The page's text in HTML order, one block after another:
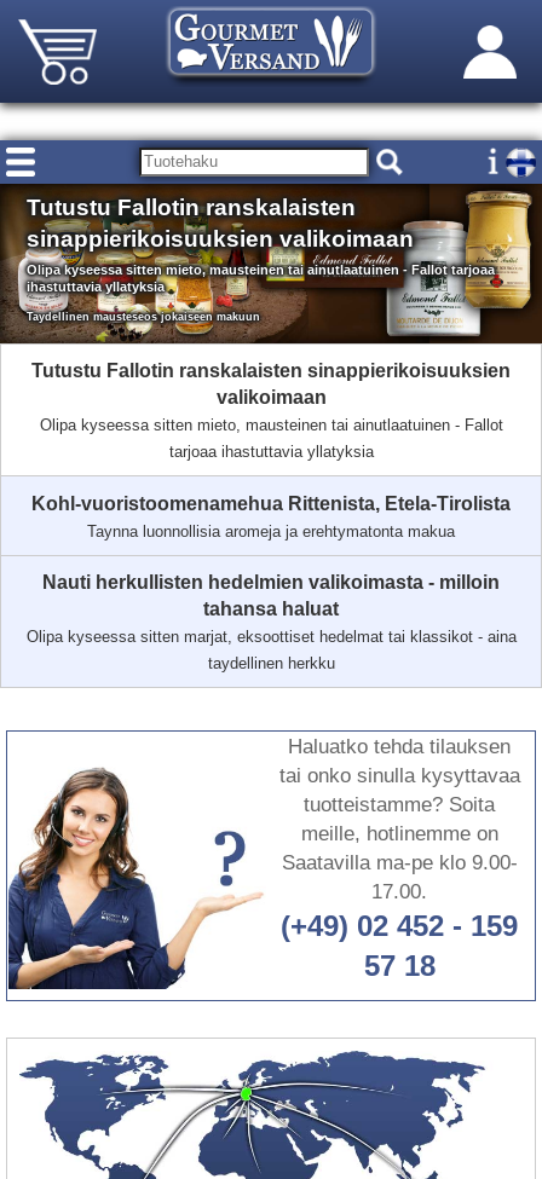
Tutustu Fallotin ranskalaisten
sinappierikoisuuksien valikoimaan
Olipa kyseessa sitten mieto, mausteinen tai ainutlaatuinen - Fallot tarjoaa
ihastuttavia yllatyksia
Taydellinen mausteseos jokaiseen makuun
Tutustu Fallotin ranskalaisten sinappierikoisuuksien
valikoimaan
Olipa kyseessa sitten mieto, mausteinen tai ainutlaatuinen - Fallot
tarjoaa ihastuttavia yllatyksia
Kohl-vuoristoomenamehua Rittenista, Etela-Tirolista
Taynna luonnollisia aromeja ja erehtymatonta makua
Nauti herkullisten hedelmien valikoimasta - milloin
tahansa haluat
Olipa kyseessa sitten marjat, eksoottiset hedelmat tai klassikot - aina
taydellinen herkku
Haluatko tehda tilauksen
tai onko sinulla kysyttavaa
tuotteistamme? Soita
meille, hotlinemme on
Saatavilla ma-pe klo 9.00-
17.00.
(+49) 02 452 - 159
57 18